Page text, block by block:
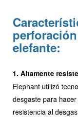
elefante:
1. Altamente
Elephant utilizó
desgaste para
resistencia al